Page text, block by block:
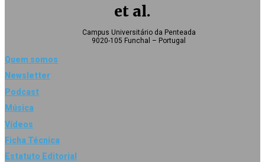
et al.
Campus Universitário da Penteada
9020-105 Funchal – Portugal
Quem somos
Newsletter
Podcast
Música
Vídeos
Ficha Técnica
Estatuto Editorial